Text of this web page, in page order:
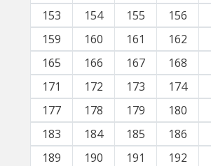
153
154 155 156
159
160 161 162
165
166 167 168
171
172 173 174
177
178 179 180
183
184 185 186
189
190 191 192